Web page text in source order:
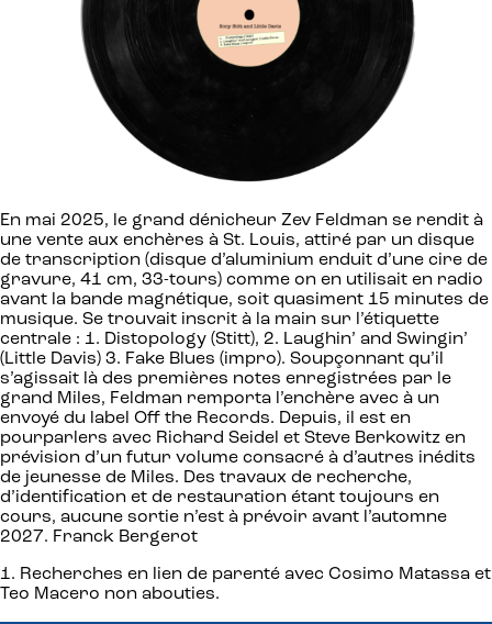
En mai 2025, le grand dénicheur Zev Feldman se rendit à
une vente aux enchères à St. Louis, attiré par un disque
de transcription (disque d’aluminium enduit d’une cire de
gravure, 41 cm, 33-tours) comme on en utilisait en radio
avant la bande magnétique, soit quasiment 15 minutes de
musique. Se trouvait inscrit à la main sur l’étiquette
centrale : 1. Distopology (Stitt), 2. Laughin’ and Swingin’
(Little Davis) 3. Fake Blues (impro). Soupçonnant qu’il
s’agissait là des premières notes enregistrées par le
grand Miles, Feldman remporta l’enchère avec à un
envoyé du label Off the Records. Depuis, il est en
pourparlers avec Richard Seidel et Steve Berkowitz en
prévision d’un futur volume consacré à d’autres inédits
de jeunesse de Miles. Des travaux de recherche,
d’identification et de restauration étant toujours en
cours, aucune sortie n’est à prévoir avant l’automne
2027. Franck Bergerot
1. Recherches en lien de parenté avec Cosimo Matassa et
Teo Macero non abouties.